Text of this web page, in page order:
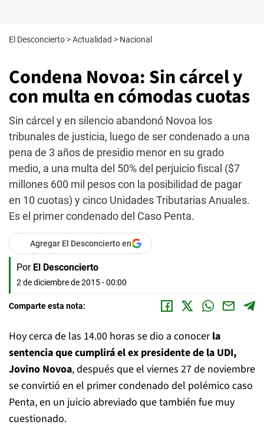
El Desconcierto >Actualidad > Nacional
Condena Novoa: Sin cárcel y
con multa en cómodas cuotas
Sin cárcel y en silencio abandonó Novoa los
tribunales de justicia, luego de ser condenado a una
pena de 3 años de presidio menor en su grado
medio, a una multa del 50% del perjuicio fiscal ($7
millones 600 mil pesos con la posibilidad de pagar
en 10 cuotas) y cinco Unidades Tributarias Anuales.
Es el primer condenado del Caso Penta.
Agregar El Desconcierto en
Por El Desconcierto
2 de diciembre de 2015 - 00:00
Comparte esta nota:
Hoy cerca de las 14.00 horas se dio a conocerla
sentencia que cumplirá el ex presidente de la UDI,
Jovino Novoa, después que el viernes 27 de noviembre
se convirtió en el primer condenado del polémico caso
Penta, en un juicio abreviado que también fue muy
cuestionado.